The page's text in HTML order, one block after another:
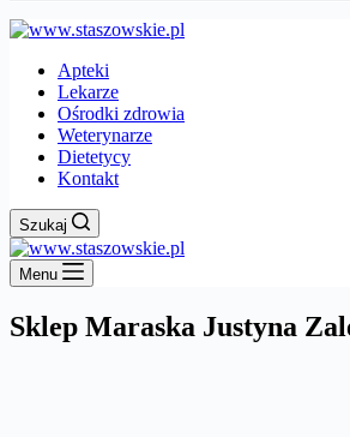
Apteki
Lekarze
Ośrodki zdrowia
Weterynarze
Dietetycy
Kontakt
Szukaj
Menu
Sklep Maraska Justyna